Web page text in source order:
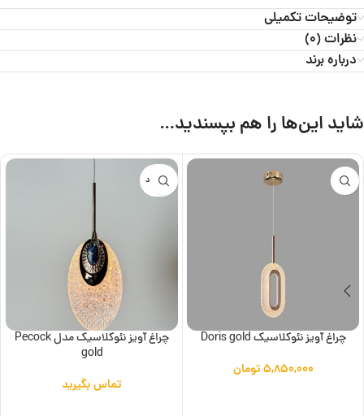
توضیحات تکمیلی
نظرات (0)
درباره برند
شاید این‌ها را هم بپسندید…
چراغ آویز نئوکلاسیک Doris gold
۵,۸۵۰,۰۰۰تومان
ناموجود
چراغ آویز نئوکلاسیک مدل Pecock
gold
تماس بگیرید